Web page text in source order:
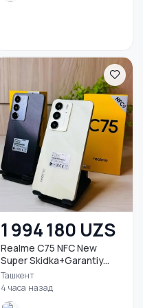
1 994 180 UZS
Realme C75 NFC New
Super Skidka+Garantiy...
Ташкент
4 часа назад